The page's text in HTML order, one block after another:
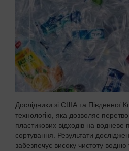
Дослідники зі США та Південної
технологію, яка дозволяє
пластикових відходів на
сортування. Результати
забезпечує високу чистоту